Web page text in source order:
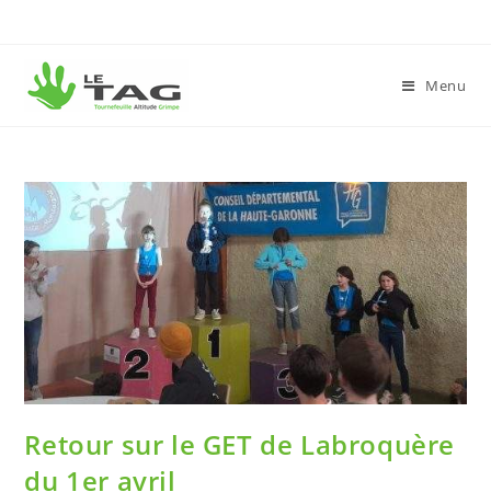
Menu
Retour sur le GET de Labroquère
du 1er avril